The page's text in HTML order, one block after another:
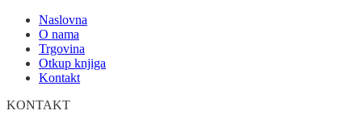
Naslovna
O nama
Trgovina
Otkup knjiga
Kontakt
KONTAKT